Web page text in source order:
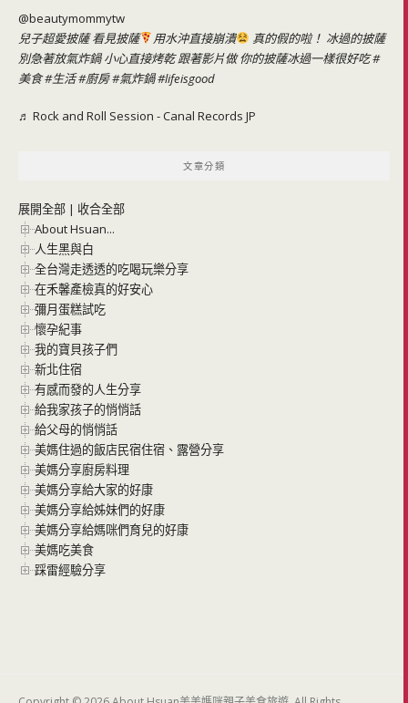
@beautymommytw
兒子超愛披薩 看見披薩
用水沖直接崩潰
真的假的啦！ 冰過的披薩
別急著放氣炸鍋 小心直接烤乾 跟著影片做 你的披薩冰過一樣很好吃#
美食#生活#廚房#氣炸鍋#lifeisgood
♬ Rock and Roll Session - Canal Records JP
文章分類
展開全部 | 收合全部
About Hsuan...
人生黑與白
全台灣走透透的吃喝玩樂分享
在禾馨產檢真的好安心
彌月蛋糕試吃
懷孕紀事
我的寶貝孩子們
新北住宿
有感而發的人生分享
給我家孩子的悄悄話
給父母的悄悄話
美媽住過的飯店民宿住宿、露營分享
美媽分享廚房料理
美媽分享給大家的好康
美媽分享給姊妹們的好康
美媽分享給媽咪們育兒的好康
美媽吃美食
踩雷經驗分享